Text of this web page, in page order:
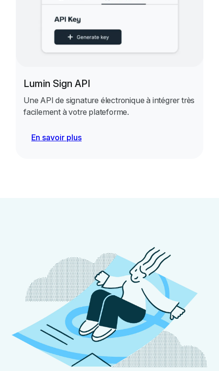
Lumin Sign API
Une API de signature électronique à intégrer très
facilement à votre plateforme.
En savoir plus